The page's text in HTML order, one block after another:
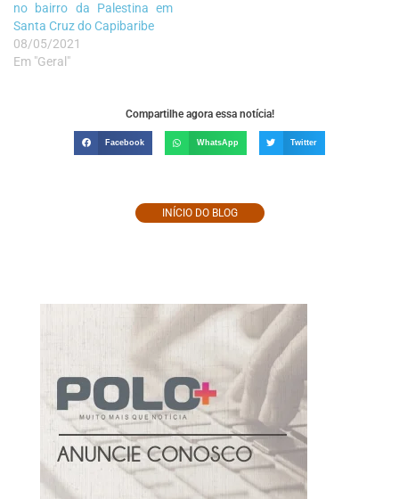
no bairro da Palestina em
Santa Cruz do Capibaribe
08/05/2021
Em "Geral"
Compartilhe agora essa notícia!
Facebook WhatsApp Twitter
INÍCIO DO BLOG